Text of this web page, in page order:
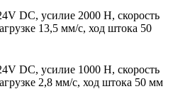
DC, усилие 2000 Н, скорость
13,5 мм/с, ход штока 50
DC, усилие 1000 Н, скорость
2,8 мм/с, ход штока 50 мм